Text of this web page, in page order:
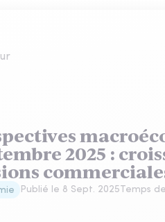
2025 :
Publié le 8 Sept. 2025Temps